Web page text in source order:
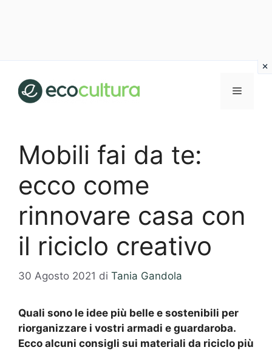
contenuto
MENU
Mobili fai da te:
ecco come
rinnovare casa con
il riciclo creativo
30 Agosto 2021 di Tania Gandola
Quali sono le idee più belle e sostenibili per
riorganizzare i vostri armadi e guardaroba.
Ecco alcuni consigli sui materiali da riciclo più